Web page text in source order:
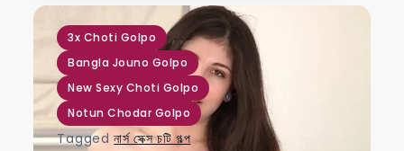
3x Choti Golpo ,
Bangla Jouno Golpo
,
New Sexy Choti Golpo
,
Notun Chodar Golpo
Taggedনার্স সেক্স চটি গল্প